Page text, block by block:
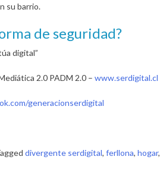
su barrio.
de seguridad?
digital”
2.0 PADM 2.0 – www.serdigital.cl
generacionserdigital
divergente serdigital, ferllona, hogar,